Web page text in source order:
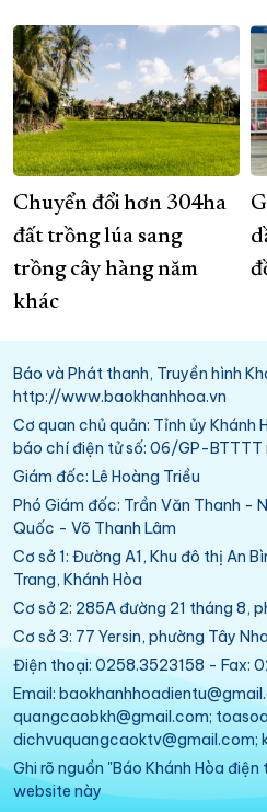
Chuyển đổi hơn 304ha
đất trồng lúa sang
trồng cây hàng năm
khác
Báo và Phát thanh, Truyền hình
http://www.baokhanhhoa.vn
Cơ quan chủ quản: Tỉnh ủy Khánh
báo chí điện tử số: 06/GP-
Giám đốc: Lê Hoàng Triều
Phó Giám đốc: Trần Văn Thanh -
Quốc - Võ Thanh Lâm
Cơ sở 1: Đường A1, Khu đô thị An
Trang, Khánh Hòa
Cơ sở 2: 285A đường 21 tháng 8,
Cơ sở 3: 77 Yersin, phường Tây
Điện thoại: 0258.3523158 - Fax:
Email:
quangcaobkh@gmail.com;
dichvuquangcaoktv@gmail.com;
Ghi rõ nguồn "Báo Khánh Hòa
website này